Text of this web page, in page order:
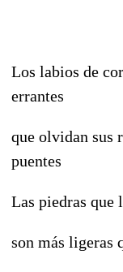
Los labios de
errantes
que olvidan sus
puentes
Las piedras que
son más ligeras